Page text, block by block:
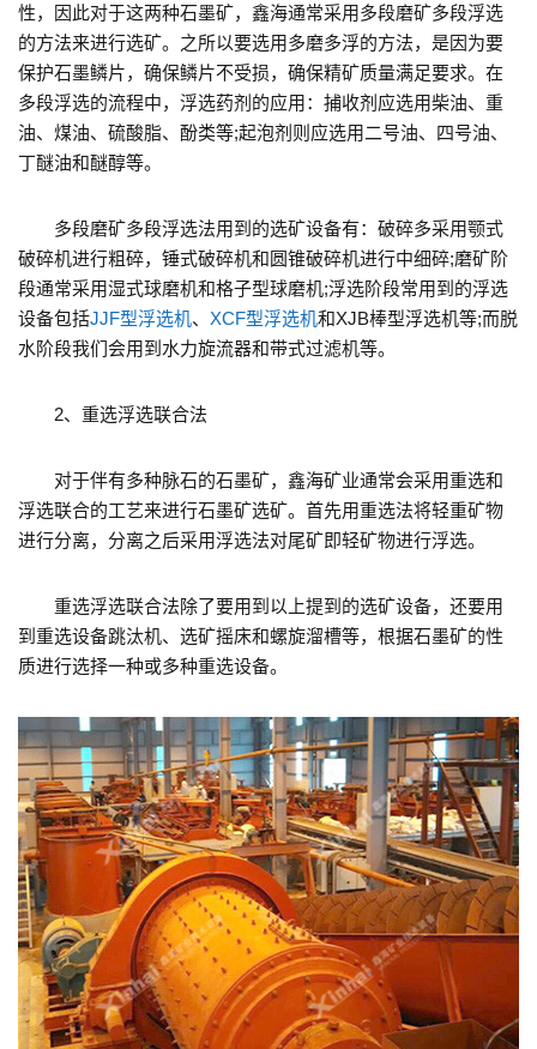
性，因此对于这两种石墨矿，鑫海通常采用多段磨矿多段浮选
的方法来进行选矿。之所以要选用多磨多浮的方法，是因为要
保护石墨鳞片，确保鳞片不受损，确保精矿质量满足要求。在
多段浮选的流程中，浮选药剂的应用：捕收剂应选用柴油、重
油、煤油、硫酸脂、酚类等;起泡剂则应选用二号油、四号油、
丁醚油和醚醇等。
多段磨矿多段浮选法用到的选矿设备有：破碎多采用颚式
破碎机进行粗碎，锤式破碎机和圆锥破碎机进行中细碎;磨矿阶
段通常采用湿式球磨机和格子型球磨机;浮选阶段常用到的浮选
设备包括JJF型浮选机、 XCF型浮选机和XJB棒型浮选机等;而脱
水阶段我们会用到水力旋流器和带式过滤机等。
2、重选浮选联合法
对于伴有多种脉石的石墨矿，鑫海矿业通常会采用重选和
浮选联合的工艺来进行石墨矿选矿。首先用重选法将轻重矿物
进行分离，分离之后采用浮选法对尾矿即轻矿物进行浮选。
重选浮选联合法除了要用到以上提到的选矿设备，还要用
到重选设备跳汰机、选矿摇床和螺旋溜槽等，根据石墨矿的性
质进行选择一种或多种重选设备。